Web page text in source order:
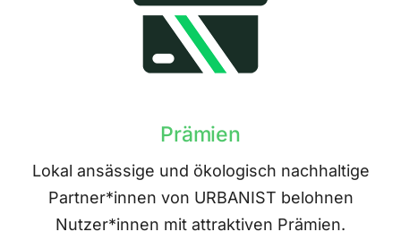
Prämien
Lokal ansässige und ökologisch nachhaltige
Partner*innen von URBANIST belohnen
Nutzer*innen mit attraktiven Prämien.